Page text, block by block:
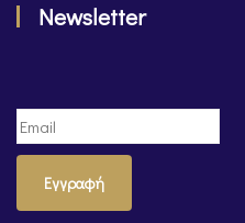
Newsletter
Εγγραφή